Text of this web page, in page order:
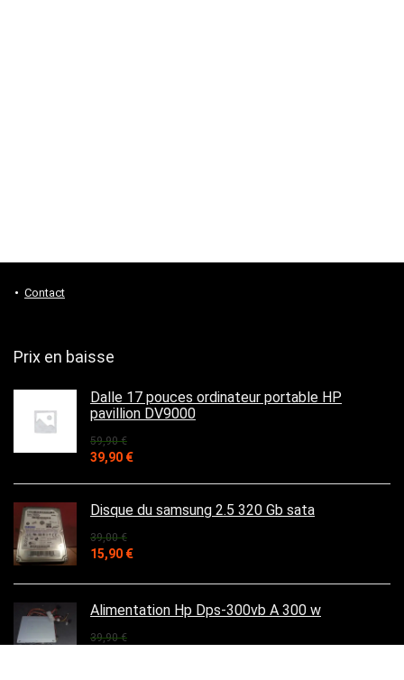
Contact
Prix en baisse
Dalle 17 pouces ordinateur portable HP
pavillion DV9000
59,90€
Le
initial
était :
59,90 €.
39,90 €Le
actuel
est :
39,90 €.
Disque du samsung 2.5 320 Gb sata
39,00€
Le
initial
était :
39,00 €.
15,90 €Le
actuel
est :
15,90 €.
Alimentation Hp Dps-300vb A 300 w
39,90€